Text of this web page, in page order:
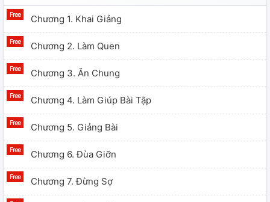
Chương 1. Khai Giảng
Chương 2. Làm Quen
Chương 3. Ăn Chung
Chương 4. Làm Giúp Bài Tập
Chương 5. Giảng Bài
Chương 6. Đùa Giỡn
Chương 7. Đừng Sợ